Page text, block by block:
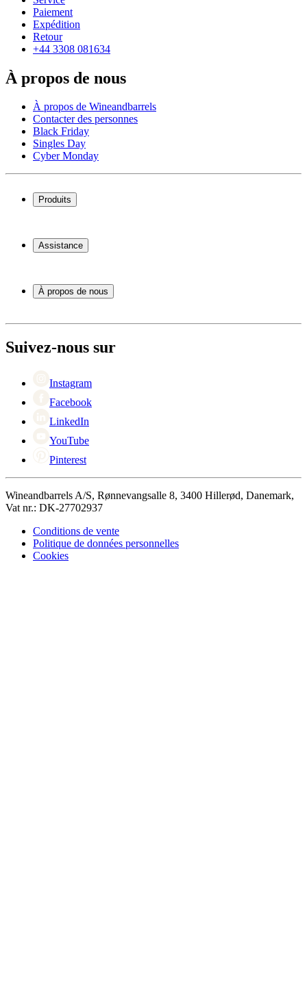
Paiement
Expédition
Retour
+44 3308 081634
À propos de nous
À propos de Wineandbarrels
Contacter des personnes
Black Friday
Singles Day
Cyber Monday
Produits
Casier á vin
Meubles à vin
Assistance
Paiement
Expédition
+44 3308 081634
À propos de nous
Black Friday
Singles Day
Suivez-nous sur
Instagram
Facebook
LinkedIn
YouTube
Pinterest
Wineandbarrels A/S, Rønnevangsalle 8, 3400 Hillerød, Danemark,
Vat nr.: DK-27702937
Conditions de vente
Politique de données personnelles
Cookies